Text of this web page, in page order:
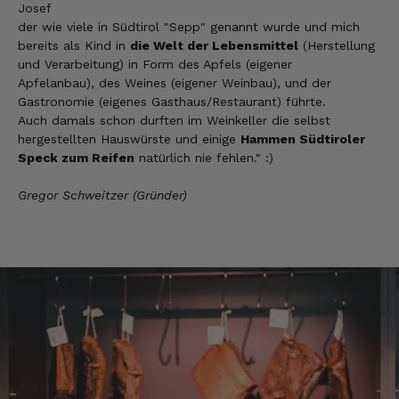
Josef
der wie viele in Südtirol "Sepp" genannt wurde und mich
bereits als Kind in die Welt der Lebensmittel (Herstellung
und Verarbeitung) in Form des Apfels (eigener
Apfelanbau), des Weines (eigener Weinbau), und der
Gastronomie (eigenes Gasthaus/Restaurant) führte.
Auch damals schon durften im Weinkeller die selbst
hergestellten Hauswürste und einige Hammen Südtiroler
Speck zum Reifen natürlich nie fehlen." :)
Gregor Schweitzer (Gründer)
Verifizierter Kunde
Sehr gute Originalqualität
Verifizierter Kunde
8.8.2026
Tatsiana
Verifizierter Kunde
Schnelle Lieferung.Sehr zufrieden.Danke.
8.8.2026